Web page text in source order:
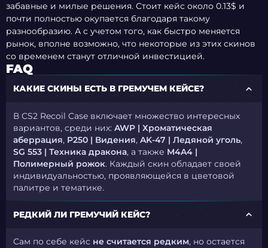
забавные и милые решения. Стоит кейс около 0.13$ и
почти полностью окупается благодаря такому
разнообразию. А с учетом того, как быстро меняется
рынок, вполне возможно, что некоторые из этих скинов
со временем станут отличной инвестицией.
FAQ
КАКИЕ СКИНЫ ЕСТЬ В ГРЕМУЧЕМ КЕЙСЕ?
В CS2 Recoil Case включает множество интересных
вариантов, среди них:AWP | Хроматическая
аберрация, P250 | Видения,AK-47 | Ледяной уголь,
SG 553 | Техника дракона, а также M4A4 |
Полимерный рожок. Каждый скин обладает своей
индивидуальностью, проявляющейся в цветовой
палитре и тематике.
РЕДКИЙ ЛИ ГРЕМУЧИЙ КЕЙС?
Сам по себе кейс не считается редким, но остается